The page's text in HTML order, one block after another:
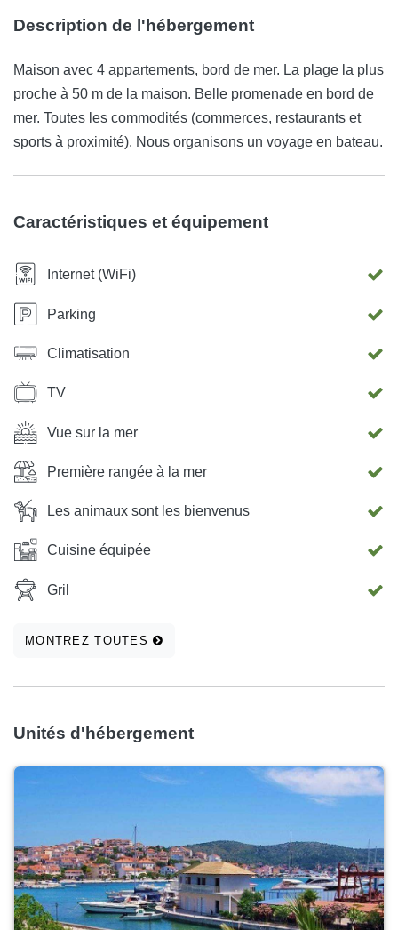
Description de l'hébergement
Maison avec 4 appartements, bord de mer. La plage la plus
proche à 50 m de la maison. Belle promenade en bord de
mer. Toutes les commodités (commerces, restaurants et
sports à proximité). Nous organisons un voyage en bateau.
Caractéristiques et équipement
Internet (WiFi)
Parking
Climatisation
TV
Vue sur la mer
Première rangée à la mer
Les animaux sont les bienvenus
Cuisine équipée
Gril
MONTREZ TOUTES
Unités d'hébergement